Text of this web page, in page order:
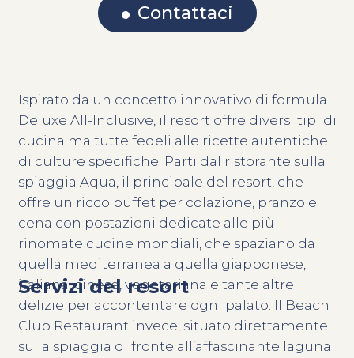
Contattaci
Servizi del resort
Ispirato da un concetto innovativo di formula
Deluxe All-Inclusive, il resort offre diversi tipi di
cucina ma tutte fedeli alle ricette autentiche
di culture specifiche. Parti dal ristorante sulla
spiaggia Aqua, il principale del resort, che
offre un ricco buffet per colazione, pranzo e
cena con postazioni dedicate alle più
rinomate cucine mondiali, che spaziano da
quella mediterranea a quella giapponese,
italiana, cinese, vegetariana e tante altre
delizie per accontentare ogni palato. Il Beach
Club Restaurant invece, situato direttamente
sulla spiaggia di fronte all’affascinante laguna